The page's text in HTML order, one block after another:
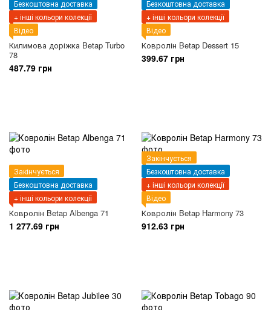
Безкоштовна доставка
+ інші кольори колекції
Відео
Килимова доріжка Betap Turbo
78
487.79 грн
Безкоштовна доставка
+ інші кольори колекції
Відео
Ковролін Betap Dessert 15
399.67 грн
Закінчується
Безкоштовна доставка
+ інші кольори колекції
Ковролін Betap Albenga 71
1 277.69 грн
Закінчується
Безкоштовна доставка
+ інші кольори колекції
Відео
Ковролін Betap Harmony 73
912.63 грн